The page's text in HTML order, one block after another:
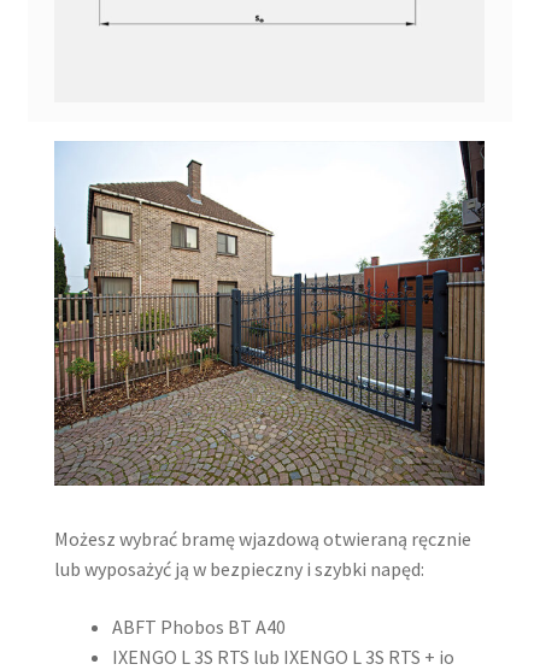
Możesz wybrać bramę wjazdową otwieraną ręcznie
lub wyposażyć ją w bezpieczny i szybki napęd:
ABFT Phobos BT A40
IXENGO L 3S RTS lub IXENGO L 3S RTS + io